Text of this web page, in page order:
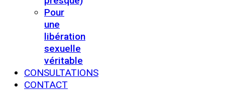
Pour
une
libération
sexuelle
véritable
CONSULTATIONS
CONTACT